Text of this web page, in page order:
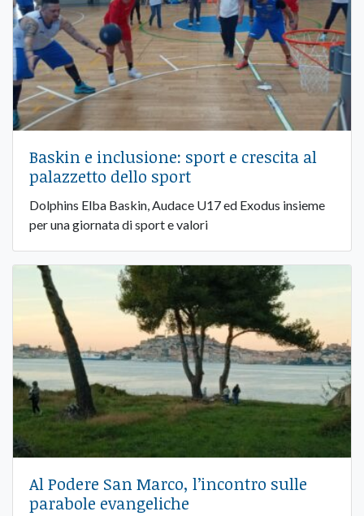
Baskin e inclusione: sport e crescita al
palazzetto dello sport
Dolphins Elba Baskin, Audace U17 ed Exodus insieme
per una giornata di sport e valori
Al Podere San Marco, l’incontro sulle
parabole evangeliche